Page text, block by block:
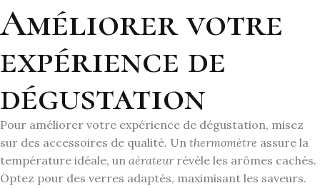
Améliorer votre
expérience de
dégustation
Pour améliorer votre expérience de dégustation, misez
sur des accessoires de qualité. Un thermomètre assure la
température idéale, un aérateur révèle les arômes cachés.
Optez pour des verres adaptés, maximisant les saveurs.